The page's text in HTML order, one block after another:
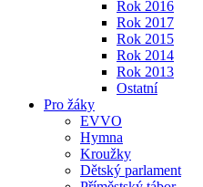
Rok 2016
Rok 2017
Rok 2015
Rok 2014
Rok 2013
Ostatní
Pro žáky
EVVO
Hymna
Kroužky
Dětský parlament